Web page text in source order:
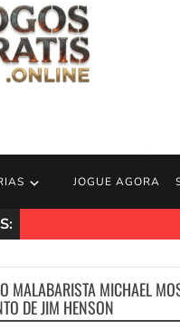
JOGUE AGORA
MALABARISTA MICHAEL
DE JIM HENSON